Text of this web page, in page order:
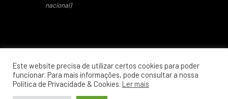
nacional)
Copyright © 2026 Dr. Durval Santos | Photos
Este website precisa de utilizar certos cookies para poder
funcionar. Para mais informações, pode consultar a nossa
Política de Privacidade & Cookies. Ler mais